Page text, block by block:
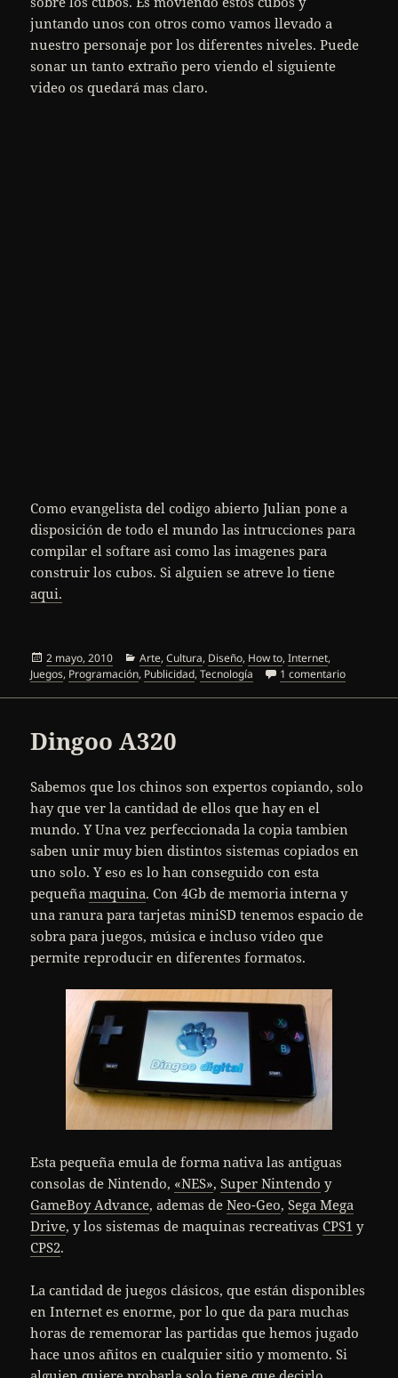
juntando unos con otros como vamos llevado a
nuestro personaje por los diferentes niveles. Puede
sonar un tanto extraño pero viendo el siguiente
video os quedará mas claro.
Como evangelista del codigo abierto Julian pone a
disposición de todo el mundo las intrucciones para
compilar el softare asi como las imagenes para
construir los cubos. Si alguien se atreve lo tiene
aqui.
Publicado
el
2 mayo, 2010 Categorías
Arte,Cultura, Diseño, How to,Internet,
Juegos, Programación, Publicidad,Tecnología 1 comentarioen Julian
Dingoo A320
Sabemos que los chinos son expertos copiando, solo
hay que ver la cantidad de ellos que hay en el
mundo. Y Una vez perfeccionada la copia tambien
saben unir muy bien distintos sistemas copiados en
uno solo. Y eso es lo han conseguido con esta
pequeñamaquina. Con 4Gb de memoria interna y
una ranura para tarjetas miniSD tenemos espacio de
sobra para juegos, música e incluso vídeo que
permite reproducir en diferentes formatos.
Esta pequeña emula de forma nativa las antiguas
consolas de Nintendo, «NES»,Super Nintendo y
GameBoy Advance, ademas deNeo-Geo,Sega Mega
Drive, y los sistemas de maquinas recreativasCPS1 y
CPS2.
La cantidad de juegos clásicos, que están disponibles
en Internet es enorme, por lo que da para muchas
horas de rememorar las partidas que hemos jugado
hace unos añitos en cualquier sitio y momento. Si